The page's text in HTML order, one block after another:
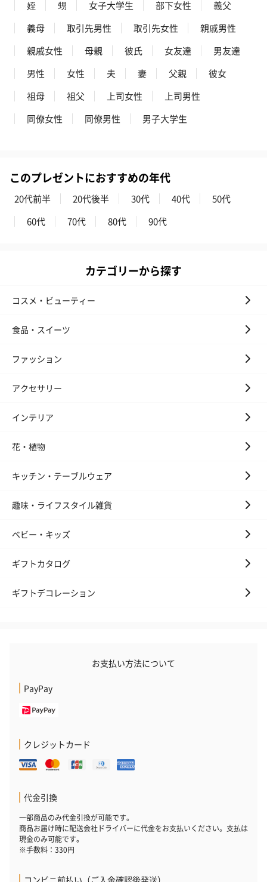
姪 甥 女子大学生 部下女性
義父
義母
取引先男性 取引先女性
親戚男性
親戚女性
母親 彼氏 女友達
男友達
男性
女性 夫 妻 父親
彼女
祖母
祖父 上司女性
上司男性
同僚女性
同僚男性 男子大学生
このプレゼントにおすすめの年代
20代前半 20代後半 30代 40代
50代
60代
70代 80代 90代
カテゴリーから探す
コスメ・ビューティー
食品・スイーツ
ファッション
アクセサリー
インテリア
花・植物
キッチン・テーブルウェア
趣味・ライフスタイル雑貨
ベビー・キッズ
ギフトカタログ
ギフトデコレーション
お支払い方法について
PayPay
クレジットカード
代金引換
一部商品のみ代金引換が可能です。
商品お届け時に配送会社ドライバーに代金をお支払いください。支払は
現金のみ可能です。
※手数料：330円
コンビニ前払い（ご入金確認後発送）